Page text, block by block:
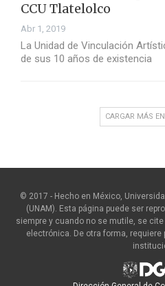
CCU Tlatelolco
Abr 1, 2019
La Unidad de Vinculación
de sus 10 años de existencia
CARGAR MÁS
© 2017 - Hecho en México,
(UNAM). Esta página puede ser
siempre y cuando no se mutile, se
electrónica. De otra forma,